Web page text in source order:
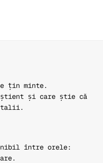
țin minte.
și care știe că
între orele: